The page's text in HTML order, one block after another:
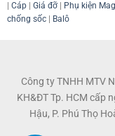
Cáp| Giá đỡ| Phụ kiện
chống sốc| Balô
Công ty TNHH MTV
KH&ĐT Tp. HCM cấp
Hậu, P. Phú Thọ